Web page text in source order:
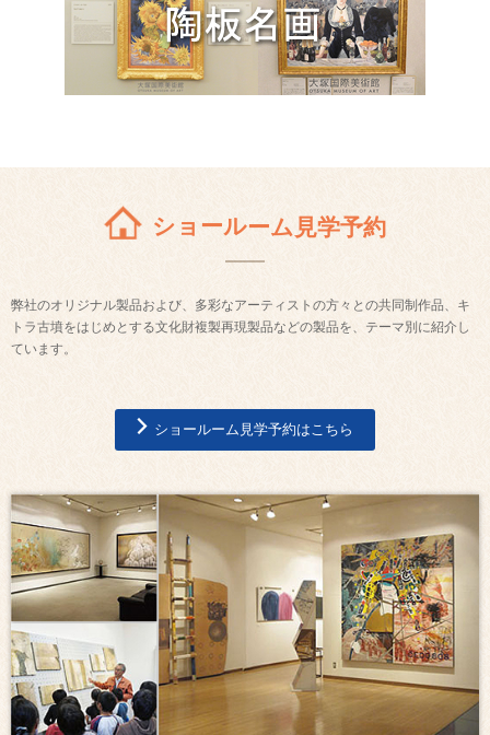
ショールーム見学予約
弊社のオリジナル製品および、多彩なアーティストの方々との共同制作品、キ
トラ古墳をはじめとする文化財複製再現製品などの製品を、テーマ別に紹介し
ています。
ショールーム見学予約はこちら